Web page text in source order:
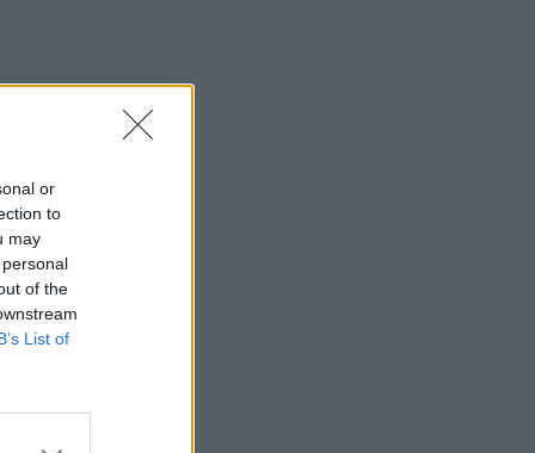
or
to
may
of the
List of